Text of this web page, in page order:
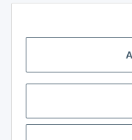
versandkostenfrei ab 25
versandkostenfrei ab 50
Wir liefern per DHL